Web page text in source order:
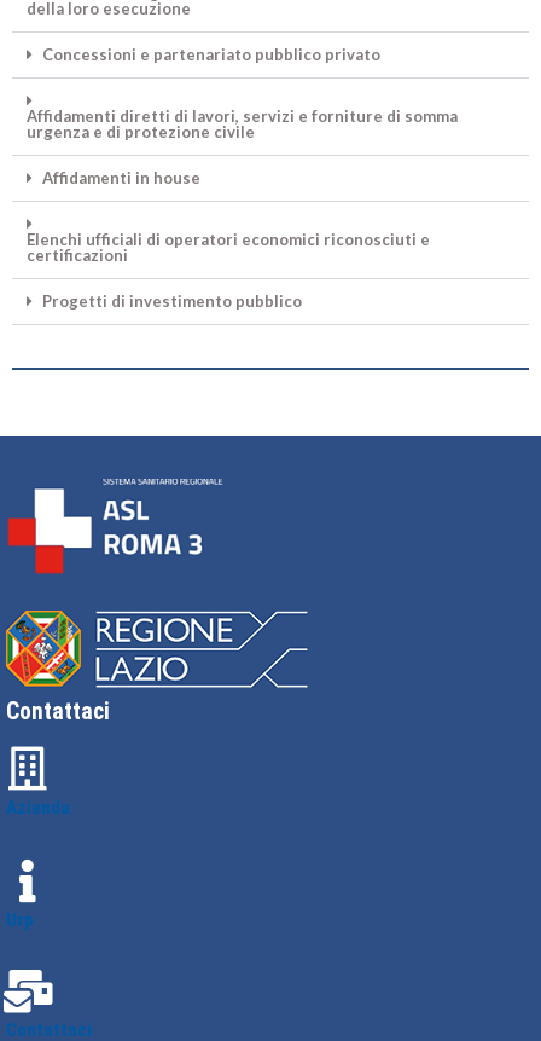
della loro esecuzione
Concessioni e partenariato pubblico privato
Affidamenti diretti di lavori, servizi e forniture di somma
urgenza e di protezione civile
Affidamenti in house
Elenchi ufficiali di operatori economici riconosciuti e
certificazioni
Progetti di investimento pubblico
Contattaci
Azienda
Urp
Contattaci